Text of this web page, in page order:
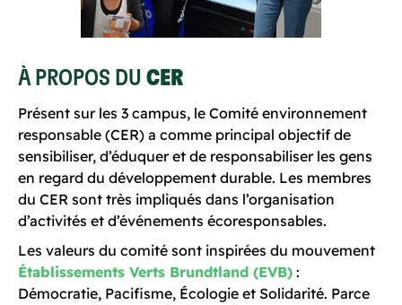
À PROPOS DU CER
Présent sur les 3 campus, le Comité environnement
responsable (CER) a comme principal objectif de
sensibiliser, d’éduquer et de responsabiliser les gens
en regard du développement durable. Les membres
du CER sont très impliqués dans l’organisation
d’activités et d’événements écoresponsables.
Les valeurs du comité sont inspirées du mouvement
Établissements Verts Brundtland (EVB) :
Démocratie, Pacifisme, Écologie et Solidarité. Parce